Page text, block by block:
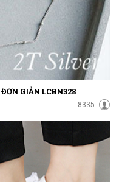
GIẢN LCBN328
8335